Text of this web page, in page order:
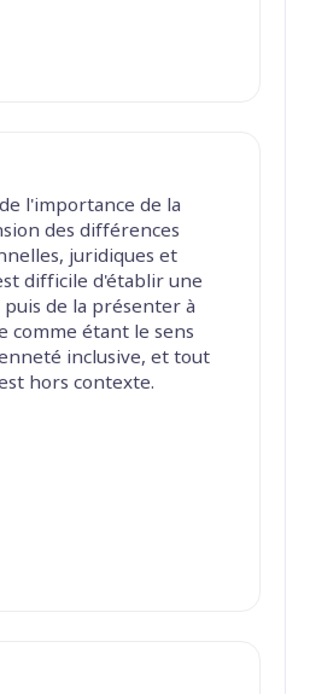
l'importance de la
des différences
juridiques et
difficile d'établir une
de la présenter à
comme étant le sens
inclusive, et tout
hors contexte.